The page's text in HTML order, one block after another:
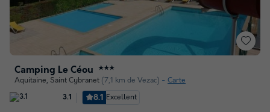
Camping Le Céou ★★★
Aquitaine, Saint Cybranet (7,1 km de Vezac) Carte
3.1 8.1 Excellent